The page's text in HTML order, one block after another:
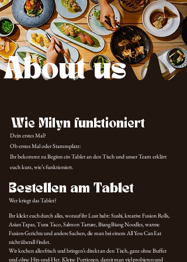
About us
Wie Milyn funktioniert
Dein erstes Mal?
Ob erstes Mal oder Stammplatz:
Ihr bekommt zu Beginn ein Tablet an den Tisch und unser Team erklärt
euch kurz, wie’s funktioniert.
Bestellen am Tablet
Wer kriegt das Tablet?
Ihr klickt euch durch alles, worauf ihr Lust habt: Sushi, kreative Fusion Rolls,
Asian Tapas, Tuna Taco, Salmon Tartare, Biang Biang Noodles, warme
Fusion-Gerichte und andere Sachen, die man bei einem All You Can Eat
nicht überall findet.
Wir kochen alles frisch und bringen’s direkt an den Tisch, ganz ohne Buffet
und ohne Hin-und-Her. Kleine Portionen, damit man viel probieren und